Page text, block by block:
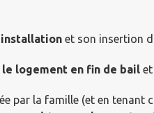
installation et son insertion
logement en fin de bail
par la famille (et en tenant